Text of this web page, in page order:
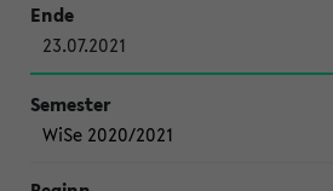
23.07.2021
WiSe 2020/2021